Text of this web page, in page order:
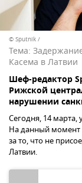
© Sputnik /
Тема:
Касема в Латвии
Шеф-редактор
Рижской
нарушении
Сегодня, 14
На данный момент
за то, что не
Латвии.